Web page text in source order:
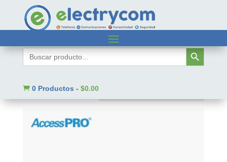
Buscar: Botón de búsqueda
 0 Productos - $0.00
/ Código SAT del producto / 46171619
46171619